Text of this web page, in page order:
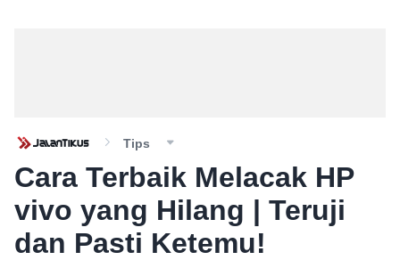
Tips
Cara Terbaik Melacak HP
vivo yang Hilang | Teruji
dan Pasti Ketemu!